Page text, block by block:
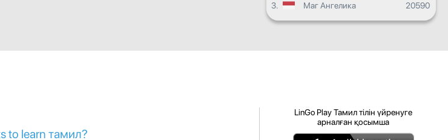
3.
Маг Ангелика 20590
to learn тамил?
LinGo Play Тамил тілін үйренуге
арналған қосымша